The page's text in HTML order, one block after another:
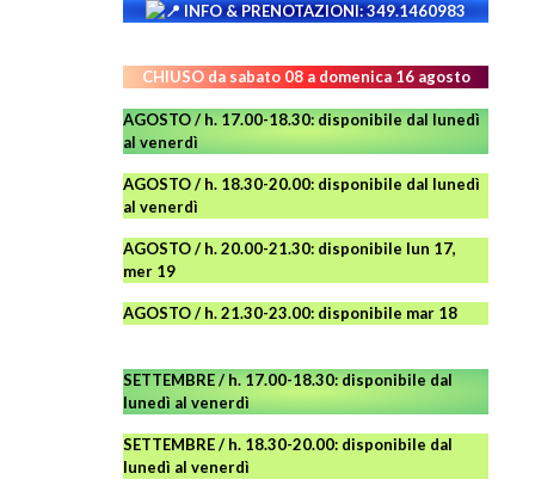
INFO & PRENOTAZIONI: 349.1460983
CHIUSO da sabato 08 a domenica 16 agosto
AGOSTO / h. 17.00-18.30: disponibile dal lunedì
al venerdì
AGOSTO/ h. 18.30-20.00: disponibile dal lunedì
al venerdì
AGOSTO / h. 20.00-21.30: disponibile lun 17,
mer 19
AGOSTO/ h. 21.30-23.00: disponibile mar 18
SETTEMBRE / h. 17.00-18.30: disponibile dal
lunedì al venerdì
SETTEMBRE / h. 18.30-20.00: disponibile dal
lunedì al venerdì